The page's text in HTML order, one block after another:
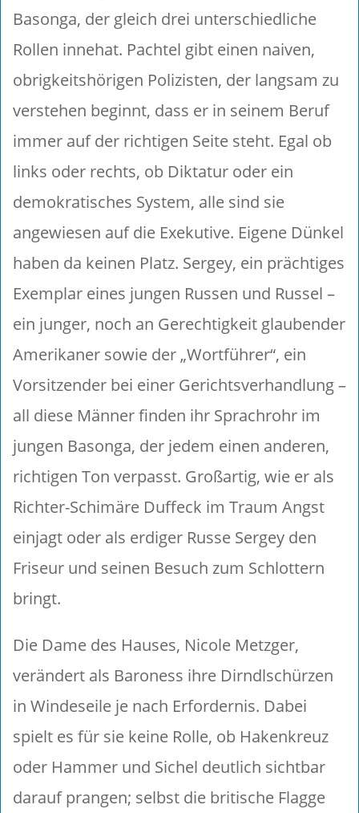
Basonga, der gleich drei unterschiedliche
Rollen innehat. Pachtel gibt einen naiven,
obrigkeitshörigen Polizisten, der langsam zu
verstehen beginnt, dass er in seinem Beruf
immer auf der richtigen Seite steht. Egal ob
links oder rechts, ob Diktatur oder ein
demokratisches System, alle sind sie
angewiesen auf die Exekutive. Eigene Dünkel
haben da keinen Platz. Sergey, ein prächtiges
Exemplar eines jungen Russen und Russel –
ein junger, noch an Gerechtigkeit glaubender
Amerikaner sowie der „Wortführer“, ein
Vorsitzender bei einer Gerichtsverhandlung –
all diese Männer finden ihr Sprachrohr im
jungen Basonga, der jedem einen anderen,
richtigen Ton verpasst. Großartig, wie er als
Richter-Schimäre Duffeck im Traum Angst
einjagt oder als erdiger Russe Sergey den
Friseur und seinen Besuch zum Schlottern
bringt.
Die Dame des Hauses, Nicole Metzger,
verändert als Baroness ihre Dirndlschürzen
in Windeseile je nach Erfordernis. Dabei
spielt es für sie keine Rolle, ob Hakenkreuz
oder Hammer und Sichel deutlich sichtbar
darauf prangen; selbst die britische Flagge